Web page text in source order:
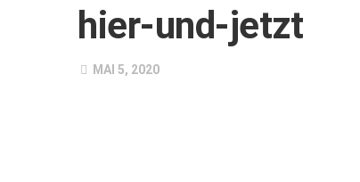
hier-und-jetzt
MAI 5, 2020